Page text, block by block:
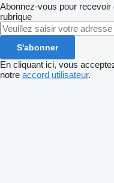
Abonnez-vous pour
rubrique
S'abonner
En cliquant ici, vous
notre accord utilisateur.